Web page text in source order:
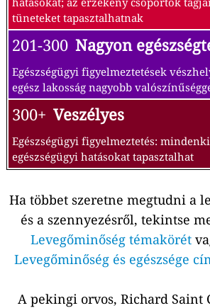
tüneteket tapasztalhatnak
201-300 Nagyon
Egészségügyi figyelmeztetések
egész lakosság nagyobb
300+ Veszélyes
Egészségügyi figyelmeztetés:
egészségügyi hatásokat tapasztalhat
Ha többet szeretne megtudni a
és a szennyezésről, tekintse
Levegőminőség témakörét
Levegőminőség és egészsége
A pekingi orvos, Richard Saint